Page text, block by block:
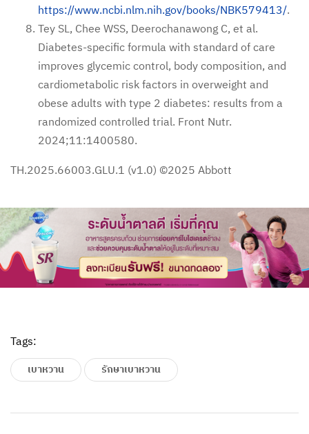
Tags:
เบาหวาน รักษาเบาหวาน
https://www.ncbi.nlm.nih.gov/books/NBK579413/.
Tey SL, Chee WSS, Deerochanawong C, et al.
Diabetes-specific formula with standard of care
improves glycemic control, body composition, and
cardiometabolic risk factors in overweight and
obese adults with type 2 diabetes: results from a
randomized controlled trial. Front Nutr.
2024;11:1400580.
TH.2025.66003.GLU.1 (v1.0) ©2025 Abbott